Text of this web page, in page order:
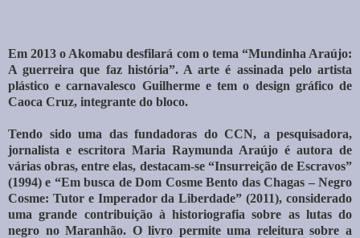
Em 2013 o Akomabu desfilará com o tema “Mundinha Araújo:
A guerreira que faz história”. A arte é assinada pelo artista
plástico e carnavalesco Guilherme e tem o design gráfico de
Caoca Cruz, integrante do bloco.
Tendo sido uma das fundadoras do CCN, a pesquisadora,
jornalista e escritora Maria Raymunda Araújo é autora de
várias obras, entre elas, destacam-se “Insurreição de Escravos”
(1994) e “Em busca de Dom Cosme Bento das Chagas – Negro
Cosme: Tutor e Imperador da Liberdade” (2011), considerado
uma grande contribuição à historiografia sobre as lutas do
negro no Maranhão. O livro permite uma releitura sobre a